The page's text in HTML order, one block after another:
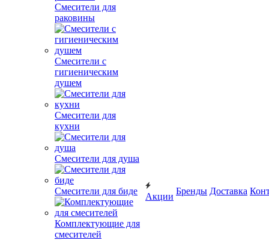
Смесители для
раковины
Смесители с
гигиеническим
душем
Смесители для
кухни
Смесители для душа
Смесители для биде
Комплектующие для
смесителей
Акции
Бренды Доставка